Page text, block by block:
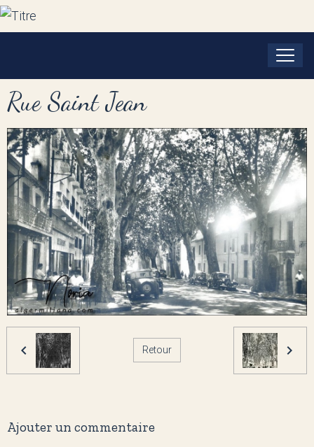
Rue Saint Jean
Retour
Ajouter un commentaire